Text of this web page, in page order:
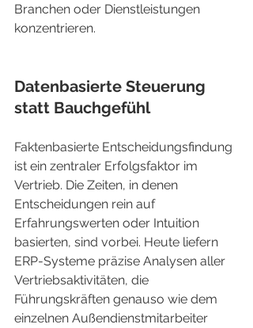
Branchen oder Dienstleistungen
konzentrieren.
Datenbasierte Steuerung
statt Bauchgefühl
Faktenbasierte Entscheidungsfindung
ist ein zentraler Erfolgsfaktor im
Vertrieb. Die Zeiten, in denen
Entscheidungen rein auf
Erfahrungswerten oder Intuition
basierten, sind vorbei. Heute liefern
ERP-Systeme präzise Analysen aller
Vertriebsaktivitäten, die
Führungskräften genauso wie dem
einzelnen Außendienstmitarbeiter